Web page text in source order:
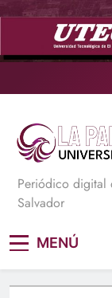
Saltar
La
Periódico digital
Salvador
MENÚ